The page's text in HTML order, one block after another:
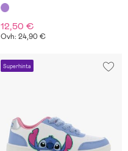
12,50 €
Ovh: 24,90 €
Superhinta